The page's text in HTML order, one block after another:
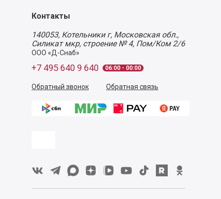
Контакты
140053, Котельники г, Московская обл.,
Силикат мкр, строение № 4, Пом/Ком 2/6
ООО «Д-Снаб»
+7 495 640 9 640 06:00 - 00:00
Обратный звонок Обратная связь